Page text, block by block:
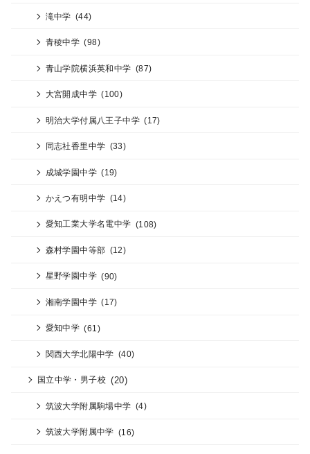
滝中学 (44)
青稜中学 (98)
青山学院横浜英和中学 (87)
大宮開成中学 (100)
明治大学付属八王子中学 (17)
同志社香里中学 (33)
成城学園中学 (19)
かえつ有明中学 (14)
愛知工業大学名電中学 (108)
森村学園中等部 (12)
星野学園中学 (90)
湘南学園中学 (17)
愛知中学 (61)
関西大学北陽中学 (40)
国立中学・男子校 (20)
筑波大学附属駒場中学 (4)
筑波大学附属中学 (16)